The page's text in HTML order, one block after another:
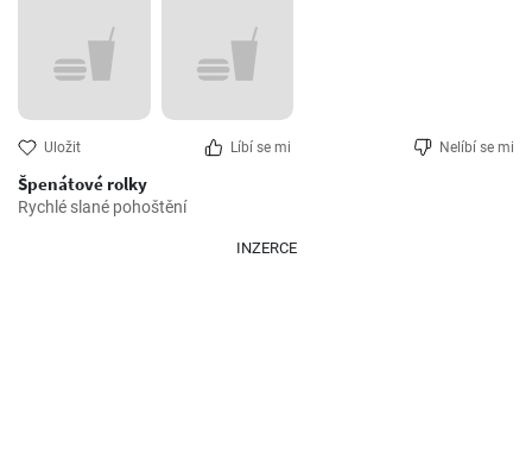
Uložit Líbí se mi Nelíbí se mi
Špenátové rolky
Rychlé slané pohoštění
INZERCE